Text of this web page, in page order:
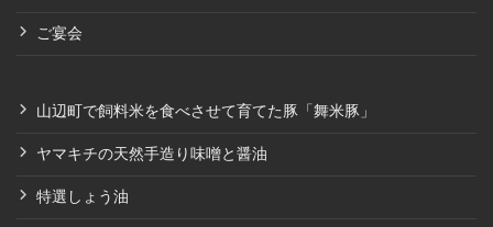
ご宴会
山辺町で飼料米を食べさせて育てた豚「舞米豚」
ヤマキチの天然手造り味噌と醤油
特選しょう油